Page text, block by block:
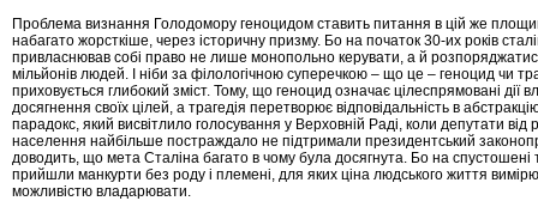
Проблема визнання Голодомору геноцидом ставить питання в цій же
набагато жорсткіше, через історичну призму. Бо на початок 30-их років
привласнював собі право не лише монопольно керувати, а й
мільйонів людей. І ніби за філологічною суперечкою – що це – геноцид чи
приховується глибокий зміст. Тому, що геноцид означає цілеспрямовані дії
досягнення своїх цілей, а трагедія перетворює відповідальність в
парадокс, який висвітлило голосування у Верховній Раді, коли депутати від
населення найбільше постраждало не підтримали президентський
доводить, що мета Сталіна багато в чому була досягнута. Бо на спустошені
прийшли манкурти без роду і племені, для яких ціна людського життя
можливістю владарювати.